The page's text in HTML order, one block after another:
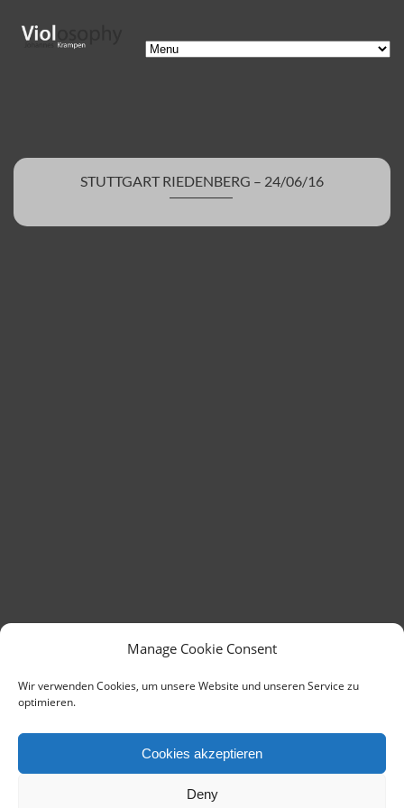
Manage Cookie Consent
Wir verwenden Cookies, um unsere Website und unseren Service zu
optimieren.
Cookies akzeptieren
Deny
STUTTGART RIEDENBERG – 24/06/16